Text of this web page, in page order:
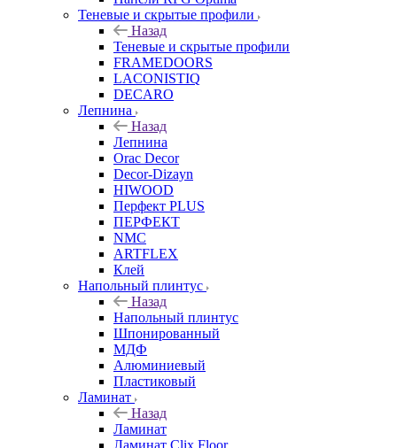
Теневые и скрытые профили
Назад
Теневые и скрытые профили
FRAMEDOORS
LACONISTIQ
DECARO
Лепнина
Назад
Лепнина
Orac Decor
Decor-Dizayn
HIWOOD
Перфект PLUS
ПЕРФЕКТ
NMC
ARTFLEX
Клей
Напольный плинтус
Назад
Напольный плинтус
Шпонированный
МДФ
Алюминиевый
Пластиковый
Ламинат
Назад
Ламинат
Ламинат Clix Floor